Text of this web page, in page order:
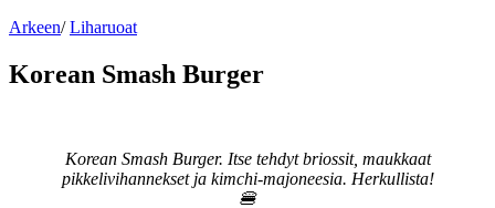
Arkeen/ Liharuoat
Korean Smash Burger
Korean Smash Burger. Itse tehdyt briossit, maukkaat
pikkelivihannekset ja kimchi-majoneesia. Herkullista!
🍔